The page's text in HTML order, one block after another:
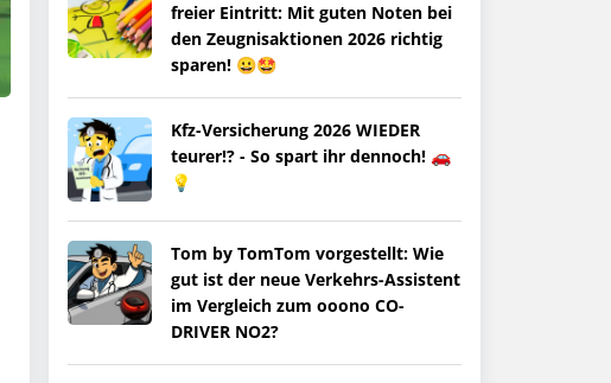
freier Eintritt: Mit guten Noten bei
den Zeugnisaktionen 2026 richtig
sparen! 😀🤩
Kfz-Versicherung 2026 WIEDER
teurer!? - So spart ihr dennoch! 🚗
💡
Tom by TomTom vorgestellt: Wie
gut ist der neue Verkehrs-Assistent
im Vergleich zum ooono CO-
DRIVER NO2?